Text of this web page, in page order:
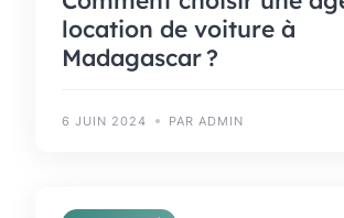
location de voiture à
Madagascar ?
6 JUIN 2024 PAR ADMIN